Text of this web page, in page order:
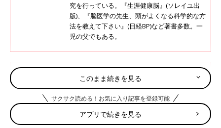
究を行っている。『生涯健康脳』(ソレイユ出
版)、『脳医学の先生、頭がよくなる科学的な方
法を教えて下さい』(日経BP)など著書多数。一
児の父でもある。
い発達の遅れに⁉ 子どもの脳を育てる
ために伝えたいこと
赤ちゃんの脳は生まれてから劇的に発達し、6
才までに大人の約95%の重量になるといわれま
す。2021年10月初旬に行われた明治主催のオン
ラインセミナーで、予防・医療コンサルタント
このまま続きを見る
サクサク読める！お気に入り記事を登録可能
アプリで続きを見る